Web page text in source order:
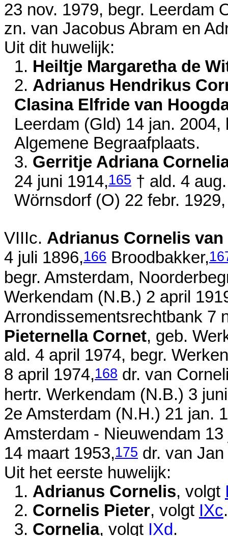
23 nov. 1979, begr. Leerdam
zn. van Jacobus Abram en
Uit dit huwelijk:
1. Heiltje Margaretha de
2. Adrianus Hendrikus
Clasina Elfride van
Leerdam (Gld) 14 jan. 2004,
Algemene Begraafplaats.
3. Gerritje Adriana
24 juni 1914,165 † ald. 4
Wörnsdorf (O) 22 febr. 1929
VIIIc. Adrianus Cornelis van
4 juli 1896,166 Broodbakker,
begr. Amsterdam,
Werkendam (N.B.) 2 april
Arrondissementsrechtbank 7
Pieternella Cornet, geb.
ald. 4 april 1974, begr.
8 april 1974,168 dr. van
hertr. Werkendam (N.B.) 3
2e Amsterdam (N.H.) 21 jan.
Amsterdam - Nieuwendam 13
14 maart 1953,175 dr. van
Uit het eerste huwelijk:
1. Adrianus Cornelis, volgt
2. Cornelis Pieter, volgt IXc.
3. Cornelia, volgt IXd.